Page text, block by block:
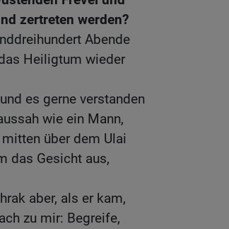
zertreten werden?
Abende
Heiligtum wieder
es gerne verstanden
wie ein Mann,
über dem Ulai
das Gesicht aus,
aber, als er kam,
zu mir: Begreife,